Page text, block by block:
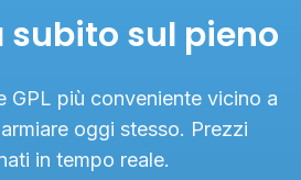
subito sul pieno
GPL più conveniente vicino a
oggi stesso. Prezzi
in tempo reale.